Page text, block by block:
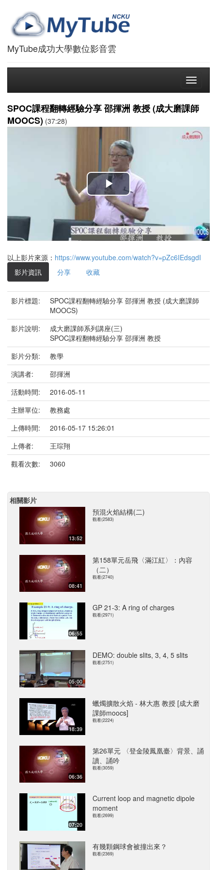
MyTube成功大學數位影音雲
Toggle
SPOC課程翻轉經驗分享 邵揮洲 教授 (成大磨課師
MOOCS) (37:28)
播
放
影
片
以上影片來源： https://www.youtube.com/watch?v=pZc6IEdsgdI
影片資訊
分享 收藏
影片標題:
SPOC課程翻轉經驗分享 邵揮洲 教授 (成大磨課師
MOOCS)
影片說明:
成大磨課師系列講座(三)
SPOC課程翻轉經驗分享 邵揮洲 教授
影片分類:
教學
演講者:
邵揮洲
活動時間:
2016-05-11
主辦單位:
教務處
上傳時間:
2016-05-17 15:26:01
上傳者:
王琮翔
觀看次數:
3060
相關影片
13:52
預混火焰結構(二)
觀看(2583)
08:41
第158單元岳飛〈滿江紅〉：內容
（二）
觀看(2740)
06:55
GP 21-3: A ring of charges
觀看(2971)
05:00
DEMO: double slits, 3, 4, 5 slits
觀看(2751)
18:39
蠟燭擴散火焰 - 林大惠 教授 [成大磨
課師moocs]
觀看(2224)
06:36
第26單元 〈登金陵鳳凰臺〉背景、誦
讀、誦吟
觀看(3059)
07:20
Current loop and magnetic dipole
moment
觀看(2699)
有幾顆鋼球會被撞出來？
觀看(2369)